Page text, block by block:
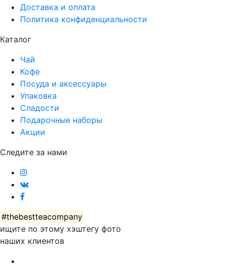
Доставка и оплата
Политика конфиденциальности
Каталог
Чай
Кофе
Посуда и аксессуары
Упаковка
Сладости
Подарочные наборы
Акции
Следите за нами
#thebestteacompany
ищите по этому хэштегу фото
наших клиентов